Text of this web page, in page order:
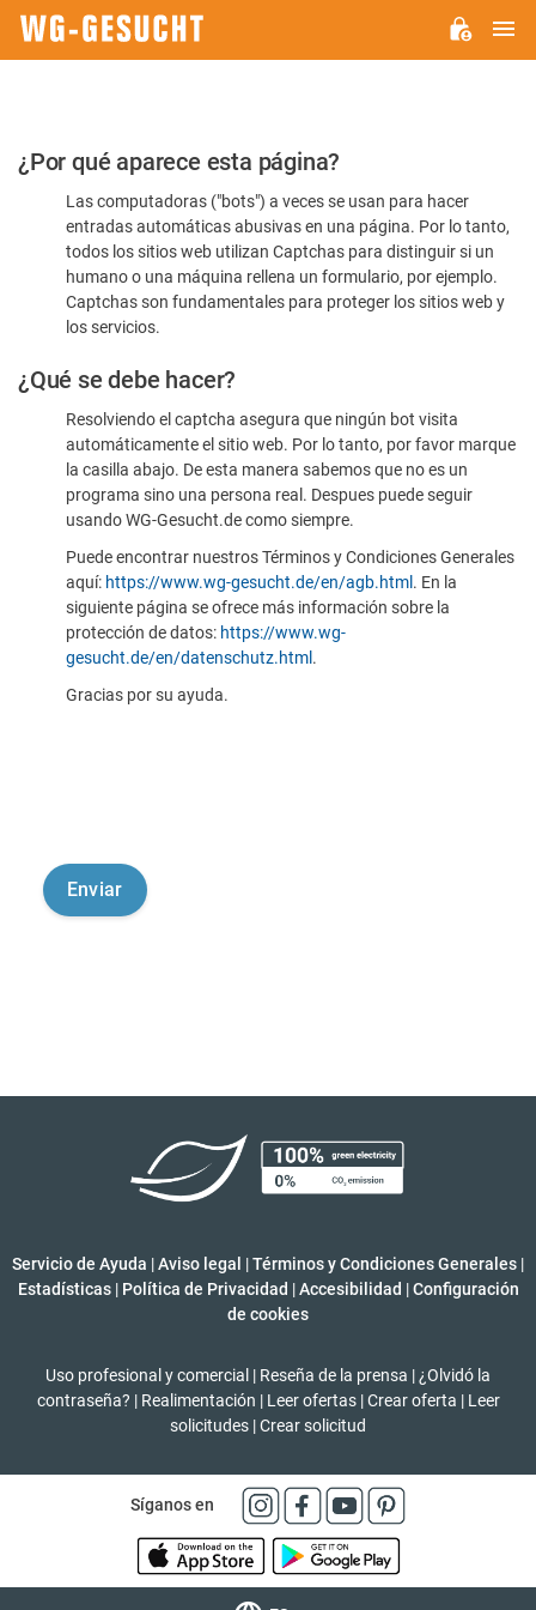
Por
favor,
confirme
humano
¿Por qué aparece esta página?
Las computadoras ("bots") a veces se usan para hacer
entradas automáticas abusivas en una página. Por lo tanto,
todos los sitios web utilizan Captchas para distinguir si un
humano o una máquina rellena un formulario, por ejemplo.
Captchas son fundamentales para proteger los sitios web y
los servicios.
¿Qué se debe hacer?
Resolviendo el captcha asegura que ningún bot visita
automáticamente el sitio web. Por lo tanto, por favor marque
la casilla abajo. De esta manera sabemos que no es un
programa sino una persona real. Despues puede seguir
usando WG-Gesucht.de como siempre.
Puede encontrar nuestros Términos y Condiciones Generales
aquí: https://www.wg-gesucht.de/en/agb.html . En la
siguiente página se ofrece más información sobre la
protección de datos: https://www.wg-
gesucht.de/en/datenschutz.html .
Gracias por su ayuda.
Servicio de Ayuda |Aviso legal |Términos y Condiciones Generales |
Estadísticas | Política de Privacidad | Accesibilidad | Configuración
de cookies
Uso profesional y comercial | Reseña de la prensa | ¿Olvidó la
contraseña? | Realimentación | Leer ofertas | Crear oferta | Leer
solicitudes |Crear solicitud
Síganos en